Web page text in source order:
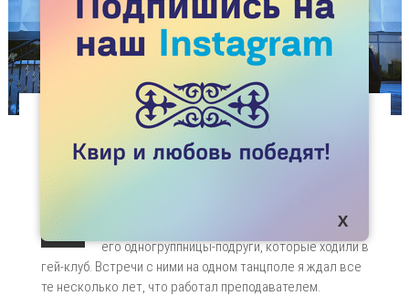
ЧТО БЫЛО В УНИВЕРСИТЕТЕ?
25
студент, который выступал в травести шоу, и
его одногруппницы-подруги, которые ходили в
гей-клуб. Встречи с ними на одном танцполе я ждал все
те несколько лет, что работал преподавателем.